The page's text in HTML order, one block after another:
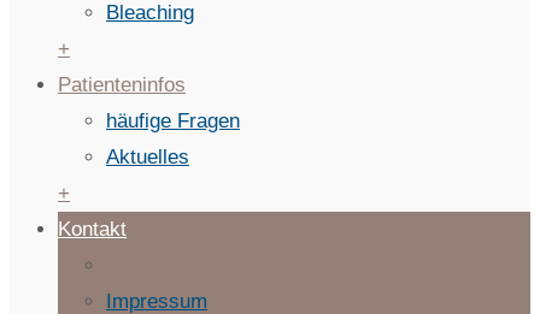
Bleaching
+
Patienteninfos
häufige Fragen
Aktuelles
+
Kontakt
Impressum